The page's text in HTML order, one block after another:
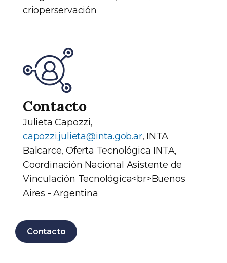
crioperservación
Contacto
Julieta Capozzi,
capozzi.julieta@inta.gob.ar, INTA
Balcarce, Oferta Tecnológica INTA,
Coordinación Nacional Asistente de
Vinculación Tecnológica<br>Buenos
Aires - Argentina
Contacto